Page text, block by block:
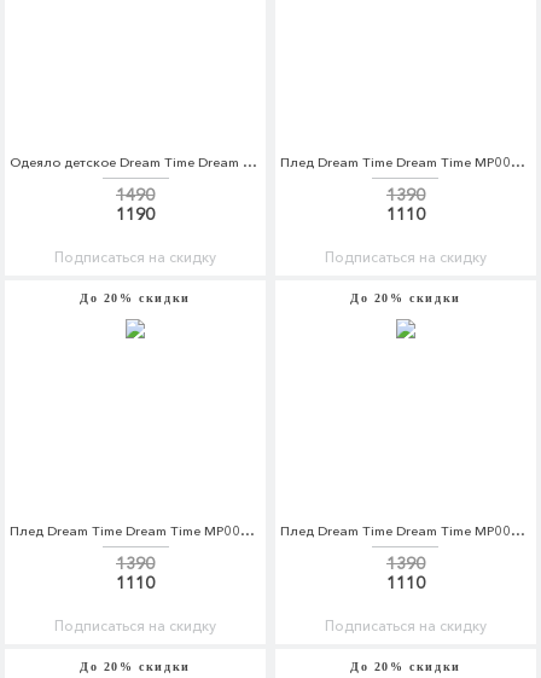
Одеяло детское Dream Time Dream Time MP002XC003P9
1490
1190
Подписаться на скидку
Плед Dream Time Dream Time MP002XC00OP2
1390
1110
Подписаться на скидку
До 20% скидки
Плед Dream Time Dream Time MP002XC00OP3
1390
1110
Подписаться на скидку
До 20% скидки
Плед Dream Time Dream Time MP002XC00OP6
1390
1110
Подписаться на скидку
До 20% скидки До 20% скидки